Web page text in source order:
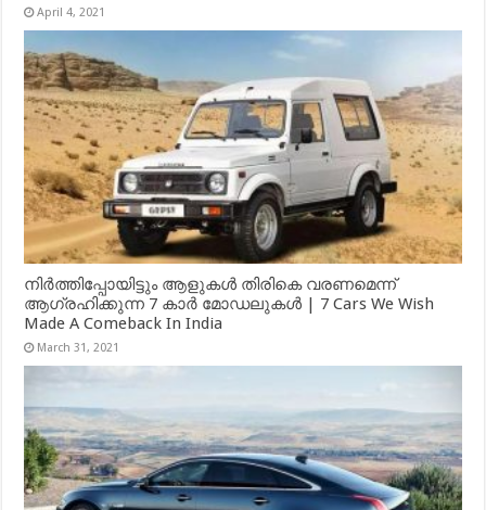
April 4, 2021
നിർത്തിപ്പോയിട്ടും ആളുകൾ തിരികെ വരണമെന്ന്
ആഗ്രഹിക്കുന്ന 7 കാർ മോഡലുകൾ | 7 Cars We Wish
Made A Comeback In India
March 31, 2021